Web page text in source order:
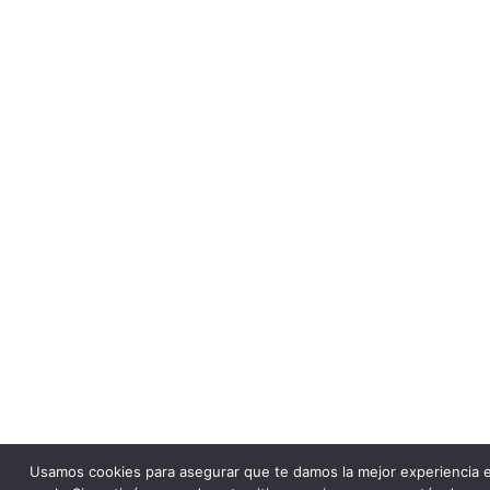
Usamos cookies para asegurar que te damos la mejor experiencia